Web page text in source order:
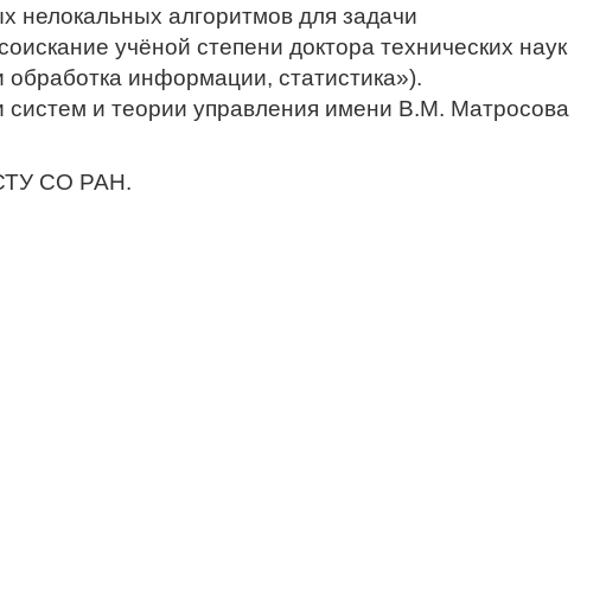
нелокальных алгоритмов для задачи
учёной степени доктора технических наук
информации, статистика»).
систем и теории управления имени В.М. Матросова
СО РАН.